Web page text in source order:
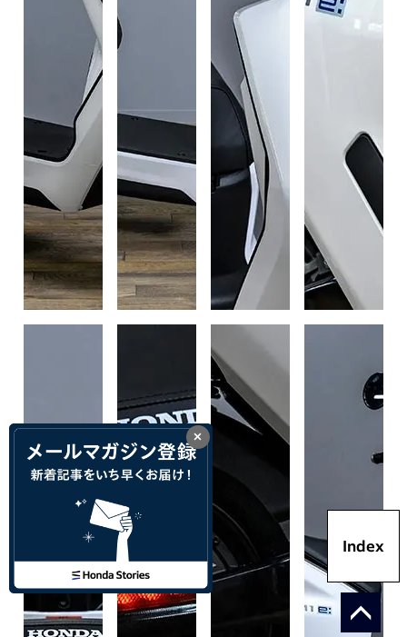
×
Index